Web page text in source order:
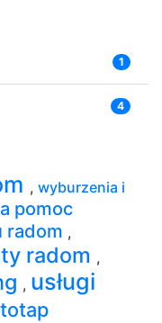
1
4
, wyburzenia i
pomoc
radom ,
radom ,
, usługi